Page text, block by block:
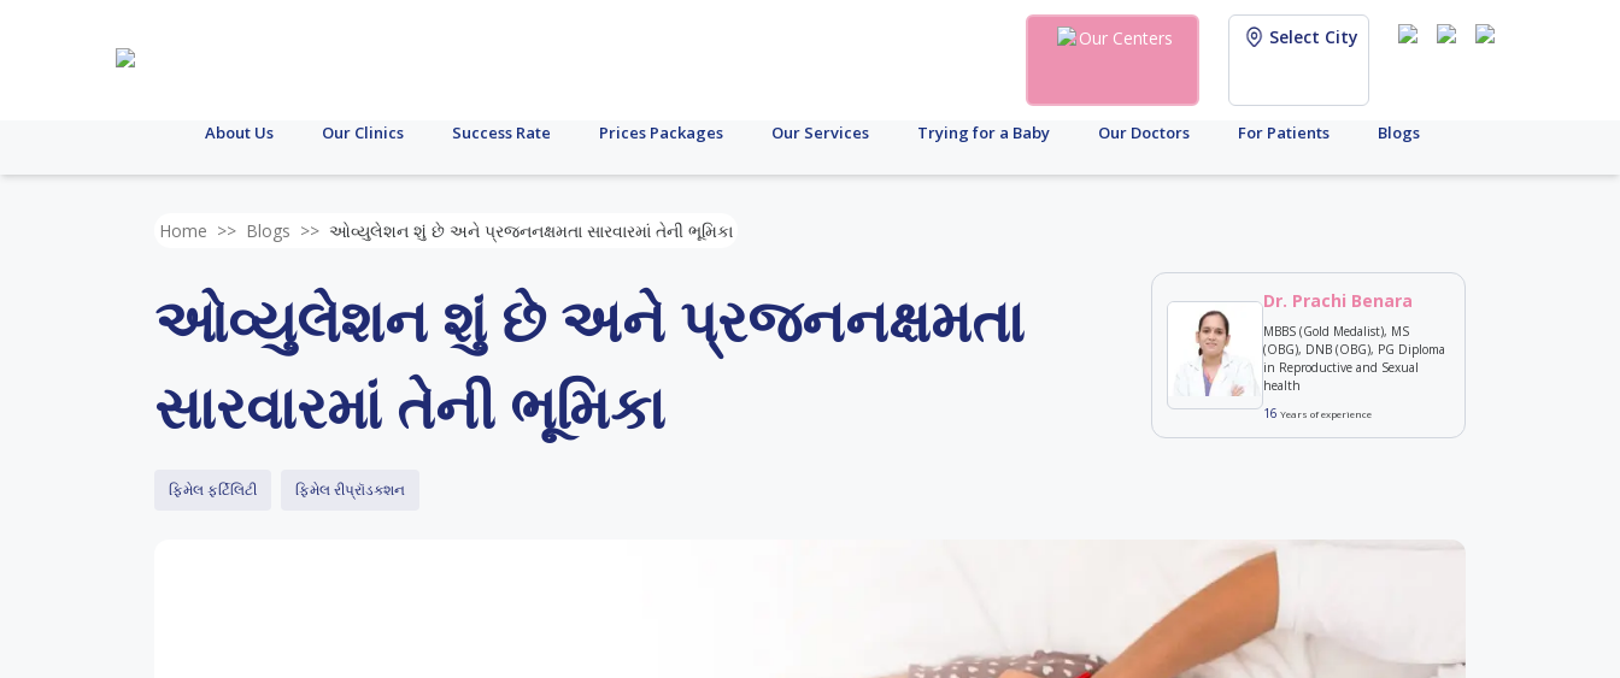
Our Centers Select City
About Us Our Clinics Success Rate Prices Packages Our Services Trying for a Baby Our Doctors For Patients Blogs
Home >> Blogs >> ઓવ્યુલેશન શું છે અને પ્રજનનક્ષમતા સારવારમાં તેની ભૂમિકા
ઓવ્યુલેશન શું છે અને પ્રજનનક્ષમતા
સારવારમાં તેની ભૂમિકા
ફિમેલ ફર્ટિલિટી ફિમેલ રીપ્રૉડક્શન
Dr. Prachi Benara
MBBS (Gold Medalist), MS
(OBG), DNB (OBG), PG Diploma
in Reproductive and Sexual
health
16 Years of experience